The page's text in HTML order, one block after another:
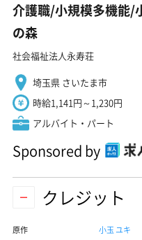
介護職/小規模多機能/
の森
社会福祉法人永寿荘
埼玉県 さいたま市
時給1,141円～1,230円
アルバイト・パート
Sponsored by
クレジット
原作 小玉 ユキ